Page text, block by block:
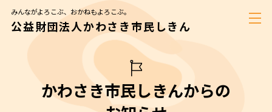
みんながよろこぶ、おかねもよろこぶ。
公益財団法人かわさき市民しきん
かわさき市民しきんからの